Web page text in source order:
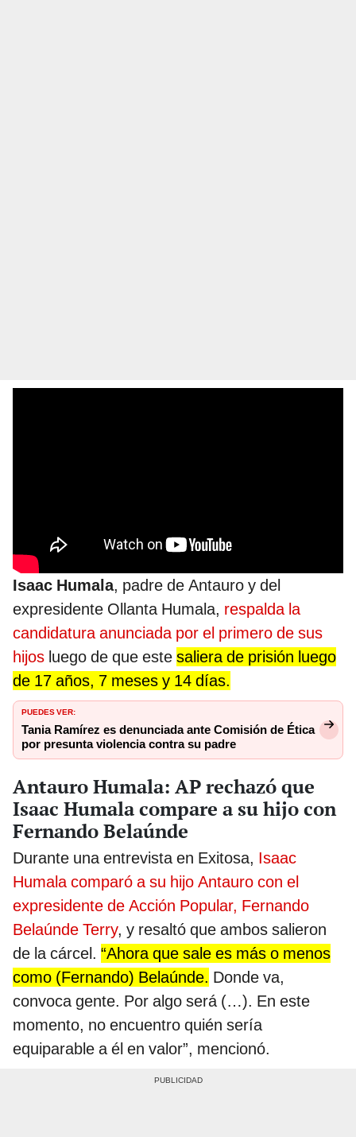
Isaac Humala, padre de Antauro y del
expresidente Ollanta Humala, respalda la
candidatura anunciada por el primero de sus
hijos luego de que este saliera de prisión luego
de 17 años, 7 meses y 14 días.
PUEDES VER:
Tania Ramírez es denunciada ante Comisión de Ética
por presunta violencia contra su padre
Antauro Humala: AP rechazó que
Isaac Humala compare a su hijo con
Fernando Belaúnde
Durante una entrevista en Exitosa, Isaac
Humala comparó a su hijo Antauro con el
expresidente de Acción Popular, Fernando
Belaúnde Terry, y resaltó que ambos salieron
de la cárcel. “Ahora que sale es más o menos
como (Fernando) Belaúnde. Donde va,
convoca gente. Por algo será (…). En este
momento, no encuentro quién sería
equiparable a él en valor”, mencionó.